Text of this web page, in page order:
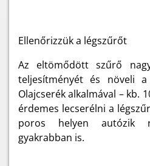
Ellenőrizzük a légszűrőt
Az eltömődött szűrő
teljesítményét és növeli a
Olajcserék alkalmával – kb.
érdemes lecserélni a
poros helyen autózik
gyakrabban is.